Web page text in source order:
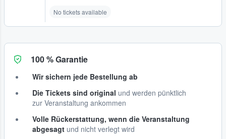
No tickets available
100 % Garantie
Wir sichern jede Bestellung ab
Die Tickets sind original und werden pünktlich
zur Veranstaltung ankommen
Volle Rückerstattung, wenn die Veranstaltung
abgesagt und nicht verlegt wird